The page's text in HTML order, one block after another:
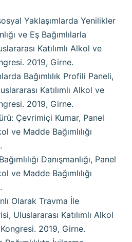
Yaklaşımlarda Yenilikler
ve Eş Bağımlılarla
Katılımlı Alkol ve
2019, Girne.
Bağımlılık Profili Paneli,
Katılımlı Alkol ve
2019, Girne.
Çevrimiçi Kumar, Panel
ve Madde Bağımlılığı
Danışmanlığı, Panel
ve Madde Bağımlılığı
Olarak Travma İle
Uluslararası Katılımlı Alkol
Kongresi. 2019, Girne.